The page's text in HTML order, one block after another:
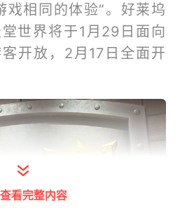
戏相同的体验”。好莱坞
世界将于1月29日面向
开放，2月17日全面开
看完整内容